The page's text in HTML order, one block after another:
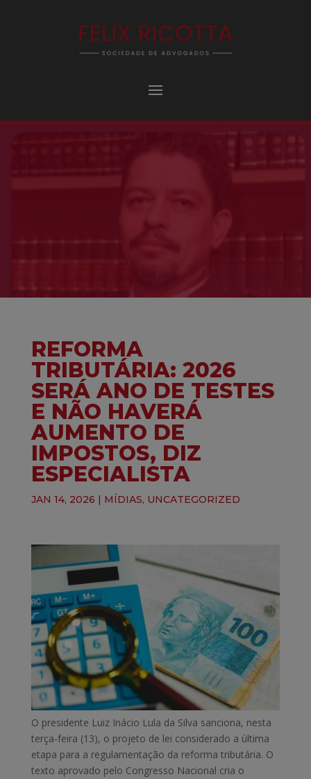
REFORMA
TRIBUTÁRIA: 2026
SERÁ ANO DE TESTES
E NÃO HAVERÁ
AUMENTO DE
IMPOSTOS, DIZ
ESPECIALISTA
JAN 14, 2026 | MÍDIAS, UNCATEGORIZED
O presidente Luiz Inácio Lula da Silva sanciona, nesta
terça-feira (13), o projeto de lei considerado a última
etapa para a regulamentação da reforma tributária. O
texto aprovado pelo Congresso Nacional cria o